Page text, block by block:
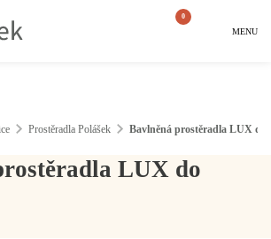
0
MENU
Prostěradla Polášek Bavlněná prostěradla LUX do
LUX do